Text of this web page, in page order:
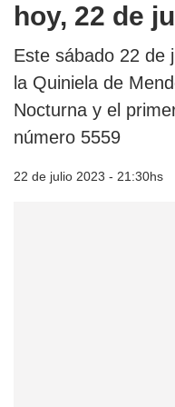
hoy, 22 de
Este sábado 22 de
la Quiniela de
Nocturna y el
número 5559
22 de julio 2023 - 21:30hs